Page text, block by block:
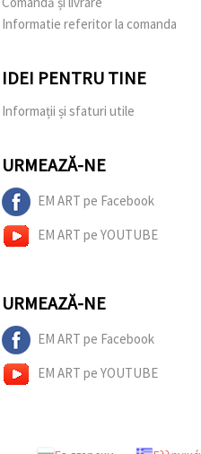
Informatie referitor la comanda
IDEI PENTRU TINE
Informații și sfaturi utile
URMEAZĂ-NE
EM ART pe Facebook
EM ART pe YOUTUBE
URMEAZĂ-NE
EM ART pe Facebook
EM ART pe YOUTUBE